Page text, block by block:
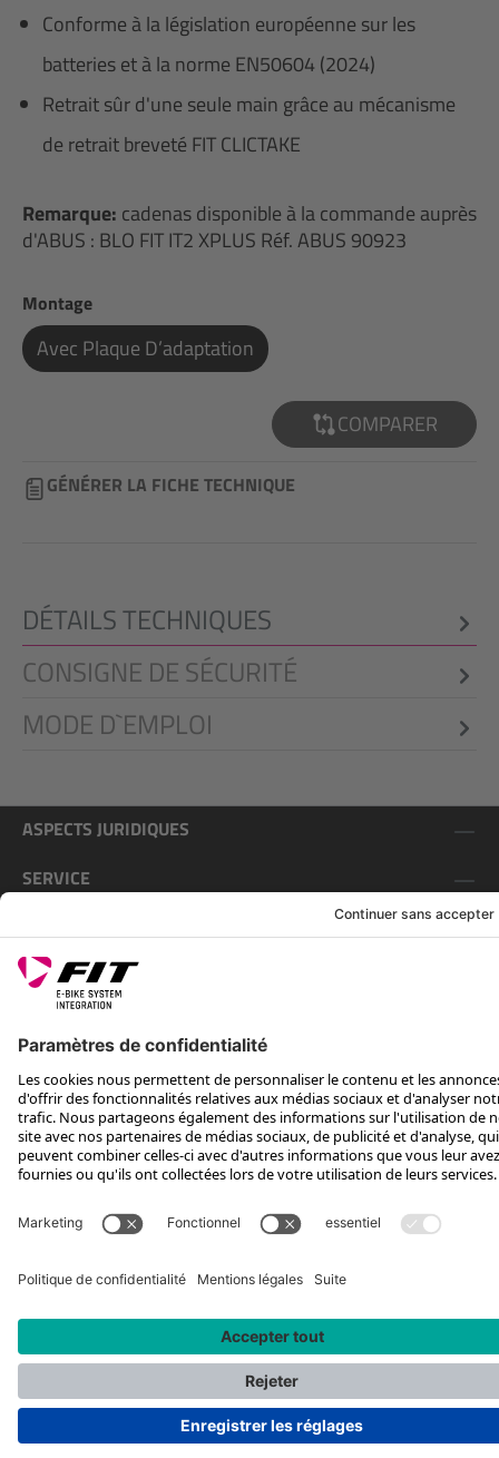
Conforme à la législation européenne sur les
batteries et à la norme EN50604 (2024)
Retrait sûr d'une seule main grâce au mécanisme
de retrait breveté FIT CLICTAKE
Remarque: cadenas disponible à la commande auprès
d'ABUS : BLO FIT IT2 XPLUS Réf. ABUS 90923
Sélectionnez
Montage
Avec Plaque D’adaptation
COMPARER
GÉNÉRER LA FICHE TECHNIQUE
DÉTAILS TECHNIQUES
CONSIGNE DE SÉCURITÉ
MODE D`EMPLOI
ASPECTS JURIDIQUES
SERVICE
SUIS-NOUS SUR
*Prix de vente conseillé, TVA incluse, plus frais d'expédition et TEA
Rotax Bike Technology AG © 2025